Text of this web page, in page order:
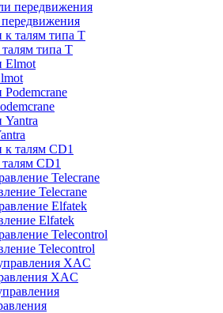
талям типа Т
CD1
Telecrane
Elfatek
Telecontrol
XAC